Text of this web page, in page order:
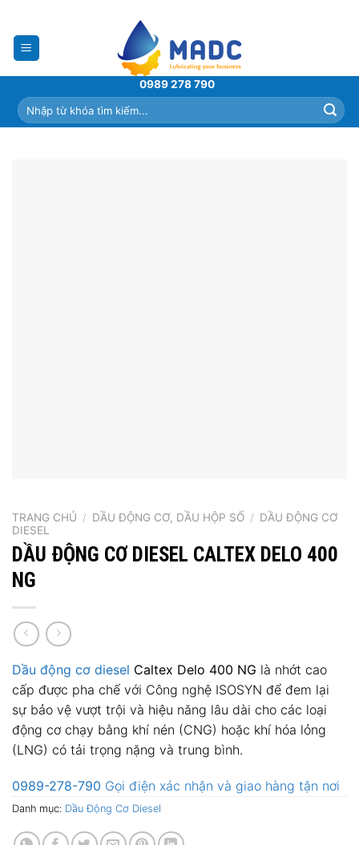
content
0989 278 790
Tìm
kiếm:
TRANG CHỦ / DẦU ĐỘNG CƠ, DẦU HỘP SỐ / DẦU ĐỘNG CƠ
DIESEL
DẦU ĐỘNG CƠ DIESEL CALTEX DELO 400
NG
Dầu động cơ diesel Caltex Delo 400 NG là nhớt cao
cấp được pha chế với Công nghệ ISOSYN để đem lại
sự bảo vệ vượt trội và hiệu năng lâu dài cho các loại
động cơ chạy bằng khí nén (CNG) hoặc khí hóa lỏng
(LNG) có tải trọng nặng và trung bình.
0989-278-790 Gọi điện xác nhận và giao hàng tận nơi
Danh mục: Dầu Động Cơ Diesel